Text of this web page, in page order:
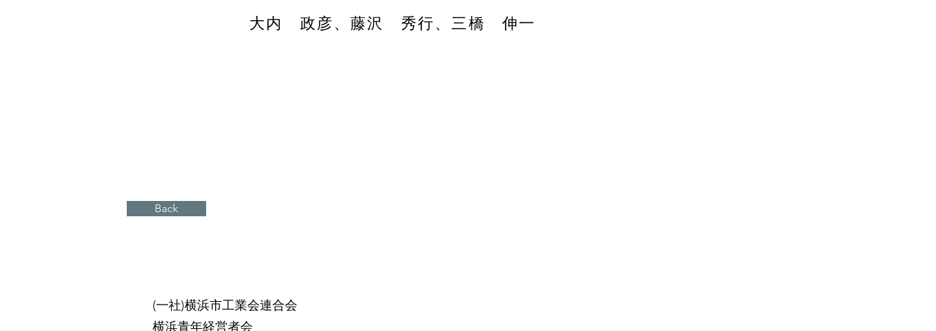
大内 政彦、藤沢 秀行、三橋 伸一
Back
(一社)横浜市工業会連合会
横浜青年経営者会